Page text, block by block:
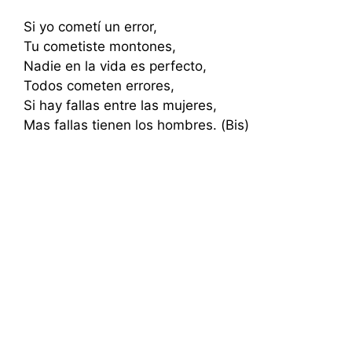
Si yo cometí un error,
Tu cometiste montones,
Nadie en la vida es perfecto,
Todos cometen errores,
Si hay fallas entre las mujeres,
Mas fallas tienen los hombres. (Bis)